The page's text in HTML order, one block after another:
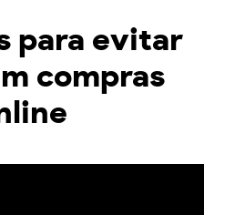
para evitar
compras